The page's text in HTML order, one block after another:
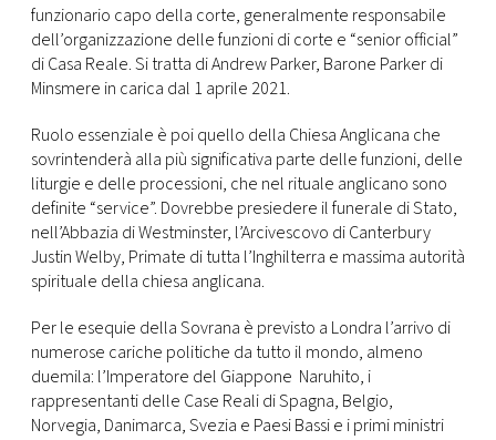
funzionario capo della corte, generalmente responsabile
dell’organizzazione delle funzioni di corte e “senior official”
di Casa Reale. Si tratta di Andrew Parker, Barone Parker di
Minsmere in carica dal 1 aprile 2021.
Ruolo essenziale è poi quello della Chiesa Anglicana che
sovrintenderà alla più significativa parte delle funzioni, delle
liturgie e delle processioni, che nel rituale anglicano sono
definite “service”. Dovrebbe presiedere il funerale di Stato,
nell’Abbazia di Westminster, l’Arcivescovo di Canterbury
Justin Welby, Primate di tutta l’Inghilterra e massima autorità
spirituale della chiesa anglicana.
Per le esequie della Sovrana è previsto a Londra l’arrivo di
numerose cariche politiche da tutto il mondo, almeno
duemila: l’Imperatore del Giappone Naruhito, i
rappresentanti delle Case Reali di Spagna, Belgio,
Norvegia, Danimarca, Svezia e Paesi Bassi e i primi ministri